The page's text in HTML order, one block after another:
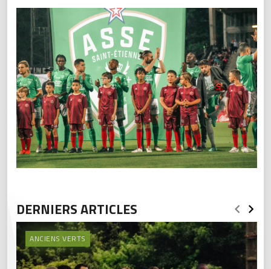
DERNIERS ARTICLES
ANCIENS VERTS